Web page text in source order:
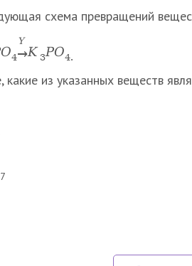
схема превращений
O4
Y
→K 3PO4.
какие из указанных веществ
7